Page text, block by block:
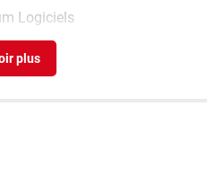
Logiciels
>Forum Mail
Forum Réseaux sociaux